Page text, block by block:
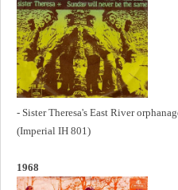
- Sister Theresa's East River
(Imperial IH 801)
1968